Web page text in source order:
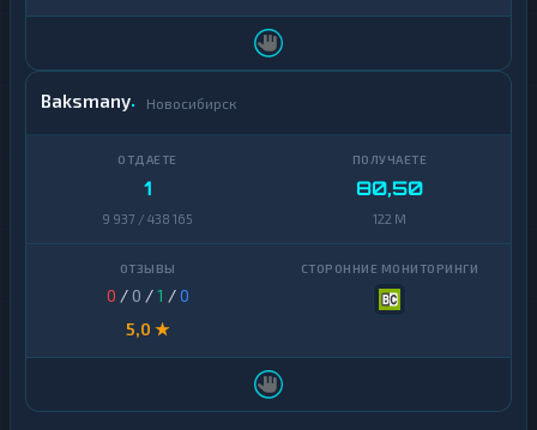
Baksmany Новосибирск
1
9 937 / 438 165
80,50
122 M
0 / 0 /1 /0
5,0 ★